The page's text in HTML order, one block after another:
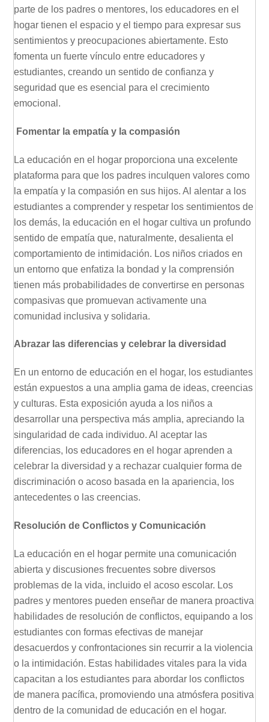
parte de los padres o mentores, los educadores en el
hogar tienen el espacio y el tiempo para expresar sus
sentimientos y preocupaciones abiertamente. Esto
fomenta un fuerte vínculo entre educadores y
estudiantes, creando un sentido de confianza y
seguridad que es esencial para el crecimiento
emocional.
Fomentar la empatía y la compasión
La educación en el hogar proporciona una excelente
plataforma para que los padres inculquen valores como
la empatía y la compasión en sus hijos. Al alentar a los
estudiantes a comprender y respetar los sentimientos de
los demás, la educación en el hogar cultiva un profundo
sentido de empatía que, naturalmente, desalienta el
comportamiento de intimidación. Los niños criados en
un entorno que enfatiza la bondad y la comprensión
tienen más probabilidades de convertirse en personas
compasivas que promuevan activamente una
comunidad inclusiva y solidaria.
Abrazar las diferencias y celebrar la diversidad
En un entorno de educación en el hogar, los estudiantes
están expuestos a una amplia gama de ideas, creencias
y culturas. Esta exposición ayuda a los niños a
desarrollar una perspectiva más amplia, apreciando la
singularidad de cada individuo. Al aceptar las
diferencias, los educadores en el hogar aprenden a
celebrar la diversidad y a rechazar cualquier forma de
discriminación o acoso basada en la apariencia, los
antecedentes o las creencias.
Resolución de Conflictos y Comunicación
La educación en el hogar permite una comunicación
abierta y discusiones frecuentes sobre diversos
problemas de la vida, incluido el acoso escolar. Los
padres y mentores pueden enseñar de manera proactiva
habilidades de resolución de conflictos, equipando a los
estudiantes con formas efectivas de manejar
desacuerdos y confrontaciones sin recurrir a la violencia
o la intimidación. Estas habilidades vitales para la vida
capacitan a los estudiantes para abordar los conflictos
de manera pacífica, promoviendo una atmósfera positiva
dentro de la comunidad de educación en el hogar.